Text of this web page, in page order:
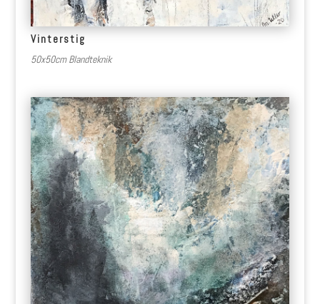
Vinterstig
50x50cm Blandteknik